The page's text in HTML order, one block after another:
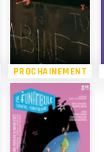
PROCHAINEMENT